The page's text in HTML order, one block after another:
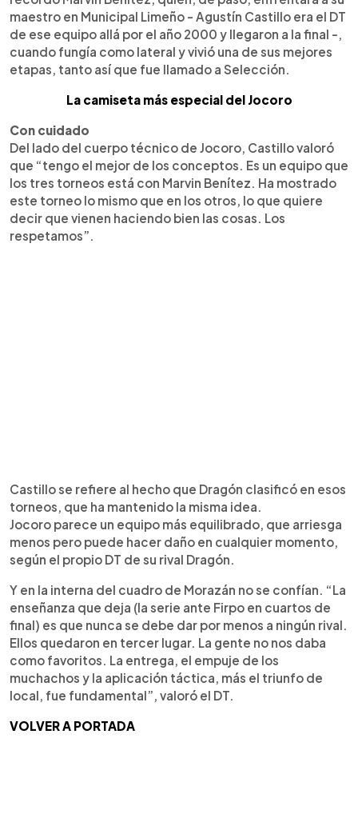
maestro en Municipal Limeño - Agustín Castillo era el DT
de ese equipo allá por el año 2000 y llegaron a la final -,
cuando fungía como lateral y vivió una de sus mejores
etapas, tanto así que fue llamado a Selección.
La camiseta más especial del Jocoro
Con cuidado
Del lado del cuerpo técnico de Jocoro, Castillo valoró
que “tengo el mejor de los conceptos. Es un equipo que
los tres torneos está con Marvin Benítez. Ha mostrado
este torneo lo mismo que en los otros, lo que quiere
decir que vienen haciendo bien las cosas. Los
respetamos”.
Castillo se refiere al hecho que Dragón clasificó en esos
torneos, que ha mantenido la misma idea.
Jocoro parece un equipo más equilibrado, que arriesga
menos pero puede hacer daño en cualquier momento,
según el propio DT de su rival Dragón.
Y en la interna del cuadro de Morazán no se confían. “La
enseñanza que deja (la serie ante Firpo en cuartos de
final) es que nunca se debe dar por menos a ningún rival.
Ellos quedaron en tercer lugar. La gente no nos daba
como favoritos. La entrega, el empuje de los
muchachos y la aplicación táctica, más el triunfo de
local, fue fundamental”, valoró el DT.
VOLVERA PORTADA